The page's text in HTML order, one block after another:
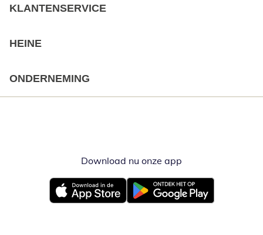
KLANTENSERVICE
HEINE
ONDERNEMING
Download nu onze app
Opent in nieuw vensterOpent in nieuw venster